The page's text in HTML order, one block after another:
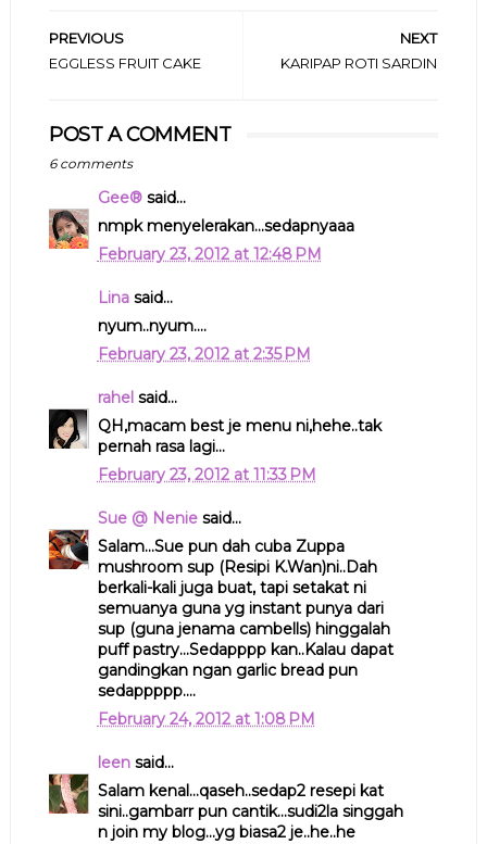
NEXT
KARIPAP ROTI SARDIN
PREVIOUS
EGGLESS FRUIT CAKE
POST A COMMENT
6 comments
Gee®said...
nmpk menyelerakan...sedapnyaaa
February 23, 2012 at 12:48 PM
Linasaid...
nyum..nyum....
February 23, 2012 at 2:35 PM
rahelsaid...
QH,macam best je menu ni,hehe..tak
pernah rasa lagi...
February 23, 2012 at 11:33 PM
Sue @ Neniesaid...
Salam...Sue pun dah cuba Zuppa
mushroom sup (Resipi K.Wan)ni..Dah
berkali-kali juga buat, tapi setakat ni
semuanya guna yg instant punya dari
sup (guna jenama cambells) hinggalah
puff pastry...Sedapppp kan..Kalau dapat
gandingkan ngan garlic bread pun
sedappppp....
February 24, 2012 at 1:08 PM
leensaid...
Salam kenal...qaseh..sedap2 resepi kat
sini..gambarr pun cantik...sudi2la singgah
n join my blog...yg biasa2 je..he..he